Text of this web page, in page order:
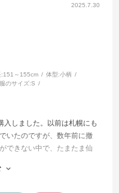
2025.7.30
:151～155cm 体型:小柄
のサイズ:S
入しました。以前は札幌にも
いたのですが、数年前に撤
できない中で、たまたま仙
にボトムス合わせでご紹介